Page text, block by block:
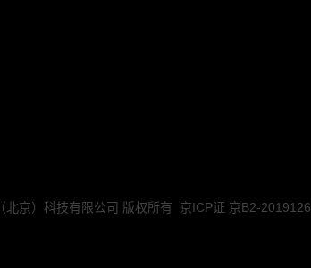
京）科技有限公司 版权所有 京ICP证 京B2-